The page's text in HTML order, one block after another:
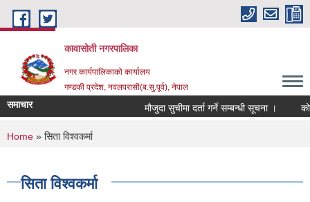
Skip to main content
कावासोती नगरपालिका
नगर कार्यपालिकाको कार्यालय
गण्डकी प्रदेश, नवलपरासी(ब.सु.पूर्व), नेपाल
समाचार मौजुदा सुचीमा दर्ता गर्ने सम्बन्धी सूचना ।
You are here
Home » सिता विश्वकर्मा
सिता विश्वकर्मा